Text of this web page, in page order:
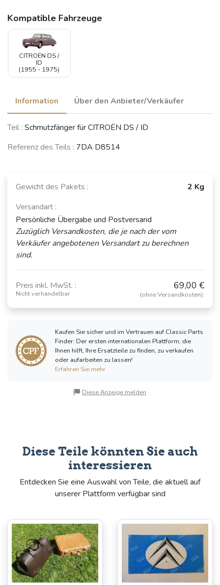
Kompatible Fahrzeuge
CITROËN DS /
ID
(1955 - 1975)
Information Über den Anbieter/Verkäufer
Teil : Schmutzfänger für CITROËN DS / ID
Referenz des Teils : 7DA D8514
Gewicht des Pakets :
2 Kg
Versandart :
Persönliche Übergabe und Postversand
Zuzüglich Versandkosten, die je nach der vom
Verkäufer angebotenen Versandart zu berechnen
sind.
Preis inkl. MwSt. :
Nicht verhandelbar
69,00 €
(ohne Versandkosten):
Kaufen Sie sicher und im Vertrauen auf Classic Parts
Finder: Der ersten internationalen Plattform, die
Ihnen hilft, Ihre Ersatzteile zu finden, zu verkaufen
oder aufarbeiten zu lassen!
Erfahren Sie mehr
Diese Anzeige melden
Diese Teile könnten Sie auch
interessieren
Entdecken Sie eine Auswahl von Teile, die aktuell auf
unserer Plattform verfügbar sind